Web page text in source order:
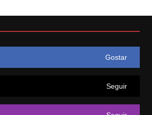
Gostar
Seguir